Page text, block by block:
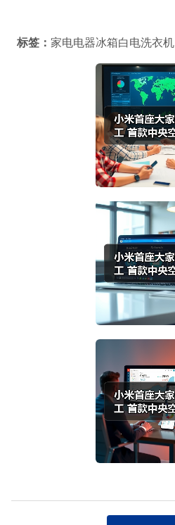
标签： 家电电器冰箱白电洗衣机